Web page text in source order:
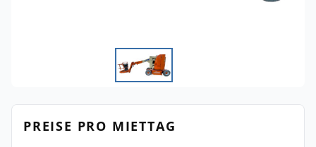
PREISE PRO MIETTAG